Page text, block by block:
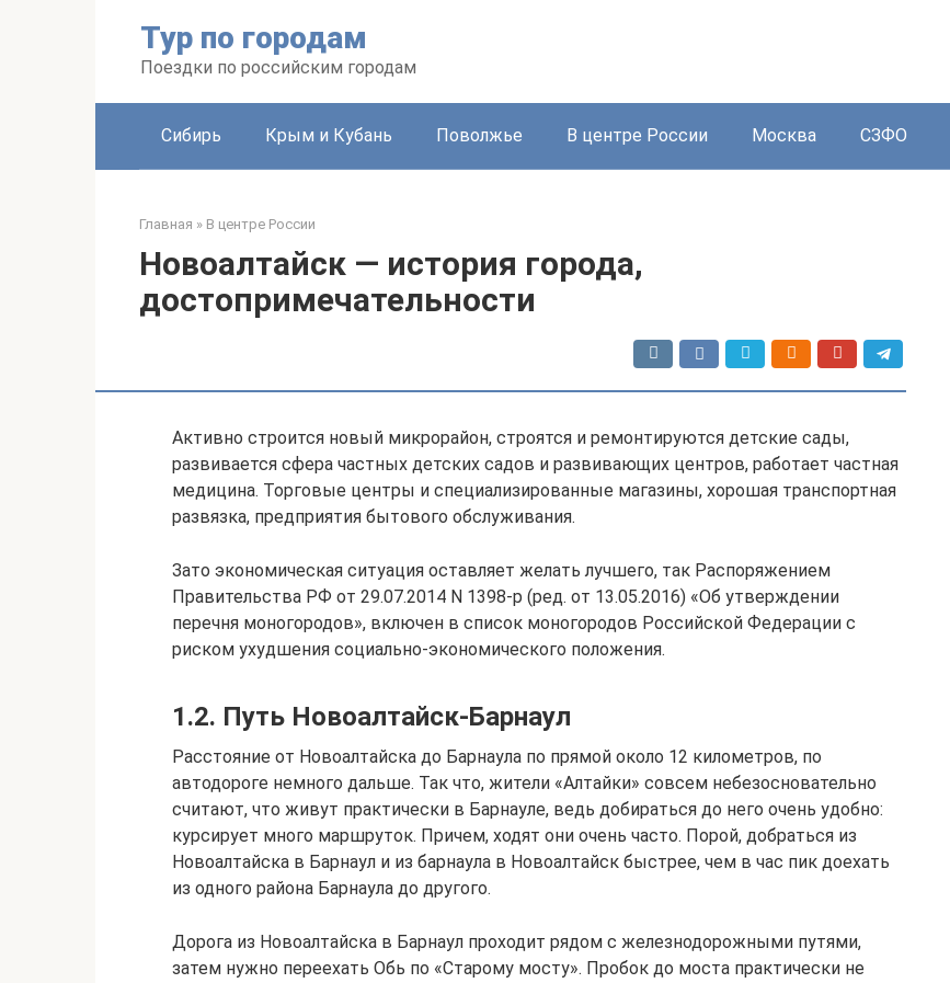
Тур по городам
Поездки по российским городам
Сибирь Крым и Кубань Поволжье В центре России Москва СЗФО
Главная » В центре России
Новоалтайск — история города,
достопримечательности
Активно строится новый микрорайон, строятся и ремонтируются детские сады,
развивается сфера частных детских садов и развивающих центров, работает частная
медицина. Торговые центры и специализированные магазины, хорошая транспортная
развязка, предприятия бытового обслуживания.
Зато экономическая ситуация оставляет желать лучшего, так Распоряжением
Правительства РФ от 29.07.2014 N 1398-р (ред. от 13.05.2016) «Об утверждении
перечня моногородов», включен в список моногородов Российской Федерации с
риском ухудшения социально-экономического положения.
1.2. Путь Новоалтайск-Барнаул
Расстояние от Новоалтайска до Барнаула по прямой около 12 километров, по
автодороге немного дальше. Так что, жители «Алтайки» совсем небезосновательно
считают, что живут практически в Барнауле, ведь добираться до него очень удобно:
курсирует много маршруток. Причем, ходят они очень часто. Порой, добраться из
Новоалтайска в Барнаул и из барнаула в Новоалтайск быстрее, чем в час пик доехать
из одного района Барнаула до другого.
Дорога из Новоалтайска в Барнаул проходит рядом с железнодорожными путями,
затем нужно переехать Обь по «Старому мосту». Пробок до моста практически не